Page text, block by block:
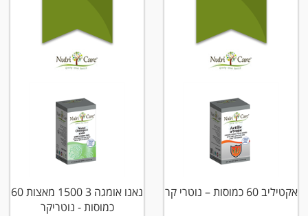
אקטיליב 60 כמוסות – נוטרי קר
נאנו אומגה 3 1500 מאצות 60
כמוסות - נוטריקר